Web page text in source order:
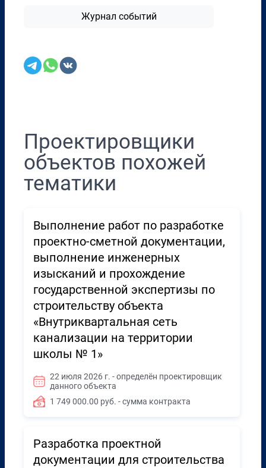
Журнал событий
Проектировщики
объектов похожей
тематики
Выполнение работ по разработке
проектно-сметной документации,
выполнение инженерных
изысканий и прохождение
государственной экспертизы по
строительству объекта
«Внутриквартальная сеть
канализации на территории
школы № 1»
22 июля 2026 г. - определён проектировщик
данного объекта
1 749 000.00 руб. - сумма контракта
Разработка проектной
документации для строительства